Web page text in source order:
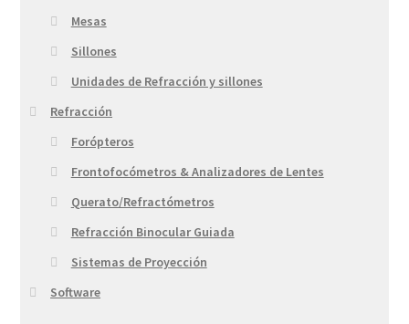
Mesas
Sillones
Unidades de Refracción y sillones
Refracción
Forópteros
Frontofocómetros & Analizadores de Lentes
Querato/Refractómetros
Refracción Binocular Guiada
Sistemas de Proyección
Software